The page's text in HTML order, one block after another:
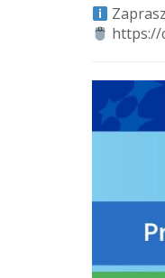
https://